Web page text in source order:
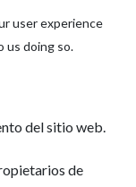
user experience
us doing so.
del sitio web.
de